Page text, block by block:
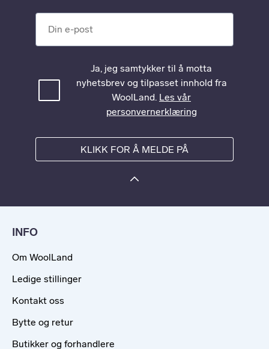
Ja, jeg samtykker til å motta
nyhetsbrev og tilpasset innhold fra
WoolLand. Les vår
personvernerklæring
KLIKK FOR Å MELDE PÅ
INFO
Om WoolLand
Ledige stillinger
Kontakt oss
Bytte og retur
Butikker og forhandlere